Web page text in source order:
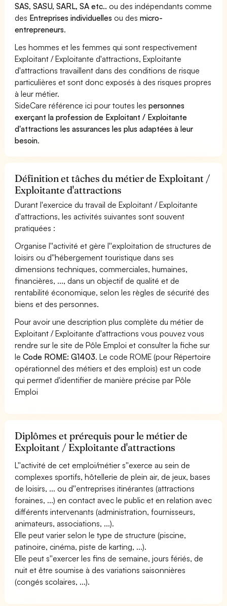
SAS, SASU, SARL, SA etc.. ou des indépendants comme
des Entreprises individuelles ou desmicro-
entrepreneurs.
Les hommes et les femmes qui sont respectivement
Exploitant / Exploitante d'attractions, Exploitante
d'attractions travaillent dans des conditions de risque
particulières et sont donc exposés à des risques propres
à leur métier.
SideCare référence ici pour toutes lespersonnes
exerçant la profession de Exploitant / Exploitante
d'attractions les assurances les plus adaptées à leur
besoin.
Définition et tâches du métier de Exploitant /
Exploitante d'attractions
Durant l'exercice du travail de Exploitant / Exploitante
d'attractions, les activités suivantes sont souvent
pratiquées :
Organise l''activité et gère l''exploitation de structures de
loisirs ou d''hébergement touristique dans ses
dimensions techniques, commerciales, humaines,
financières, ..., dans un objectif de qualité et de
rentabilité économique, selon les règles de sécurité des
biens et des personnes.
Pour avoir une description plus complète du métier de
Exploitant / Exploitante d'attractions vous pouvez vous
rendre sur le site de Pôle Emploi et consulter la fiche sur
leCode ROME: G1403. Le code ROME (pour Répertoire
opérationnel des métiers et des emplois) est un code
qui permet d'identifier de manière précise par Pôle
Emploi
Diplômes et prérequis pour le métier de
Exploitant / Exploitante d'attractions
L''activité de cet emploi/métier s''exerce au sein de
complexes sportifs, hôtellerie de plein air, de jeux, bases
de loisirs, ... ou d''entreprises itinérantes (attractions
foraines, ...) en contact avec le public et en relation avec
différents intervenants (administration, fournisseurs,
animateurs, associations, ...).
Elle peut varier selon le type de structure (piscine,
patinoire, cinéma, piste de karting, ...).
Elle peut s''exercer les fins de semaine, jours fériés, de
nuit et être soumise à des variations saisonnières
(congés scolaires, ...).